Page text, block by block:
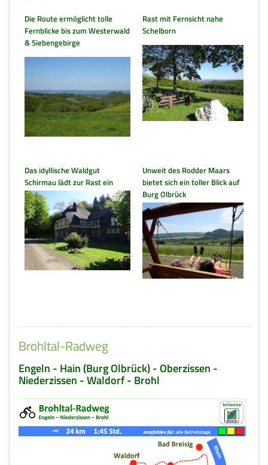
Die Route ermöglicht tolle
Fernblicke bis zum Westerwald
& Siebengebirge
Rast mit Fernsicht nahe
Schelborn
Das idyllische Waldgut
Schirmau lädt zur Rast ein
Unweit des Rodder Maars
bietet sich ein toller Blick auf
Burg Olbrück
Brohltal-Radweg
Engeln - Hain (Burg Olbrück) - Oberzissen -
Niederzissen - Waldorf - Brohl